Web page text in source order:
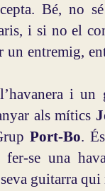
Bé, no
i si no el
un entremig,
i
als mítics
Port-Bo.
se una
guitarra